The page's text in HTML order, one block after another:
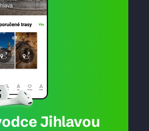
Jihlavou